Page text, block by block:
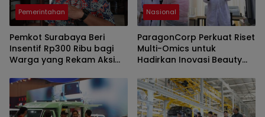
Pemerintahan
Pemkot Surabaya Beri
Insentif Rp300 Ribu bagi
Warga yang Rekam Aksi
Nasional
ParagonCorp Perkuat Riset
Multi-Omics untuk
Hadirkan Inovasi Beauty
Masyarakat Indonesia